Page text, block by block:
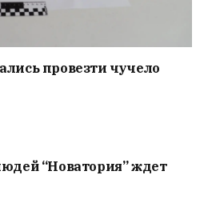
провезти чучело
“Новатория” ждет